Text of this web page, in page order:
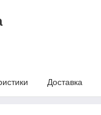
Доставка